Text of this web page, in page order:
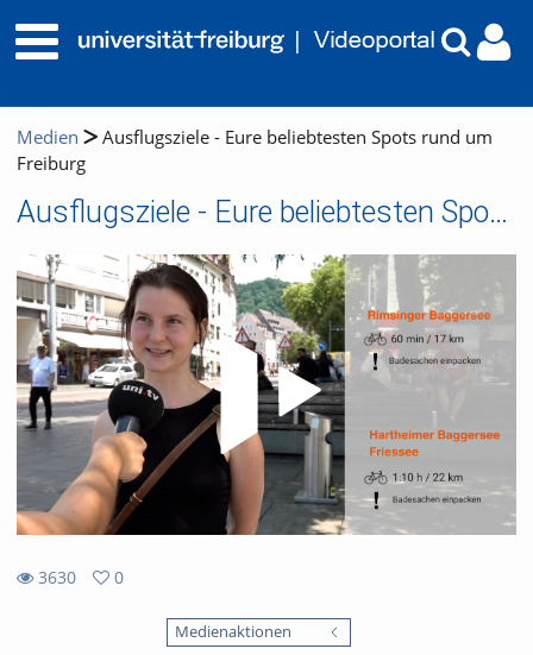
Medien
Ausflugsziele - Eure beliebtesten Spots rund um
Freiburg
Ausflugsziele - Eure beliebtesten Spots rund um Freiburg
3630
0
Medienaktionen